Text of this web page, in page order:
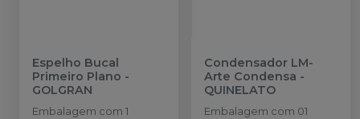
Espelho Bucal
Primeiro Plano -
GOLGRAN
Embalagem com 1
Condensador LM-
Arte Condensa -
QUINELATO
Embalagem com 01